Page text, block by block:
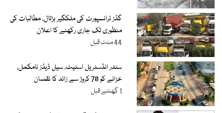
گڈز ٹرانسپورٹ کی ملکگیر ہڑتال، مطالبات کی
منظوری تک جاری رکھنے کا اعلان
44 منٹ قبل
سندر انڈسٹریل اسٹیٹ، سیل ڈیڈز نامکمل،
خزانے کو 70 کروڑ سے زائد کا نقصان
1 گھنٹے قبل